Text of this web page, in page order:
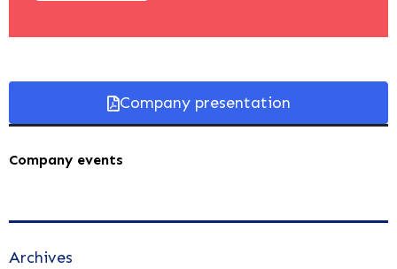
Company presentation
Company events
Archives